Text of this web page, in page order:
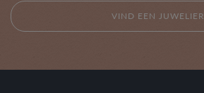
VIND EEN JUWELIER